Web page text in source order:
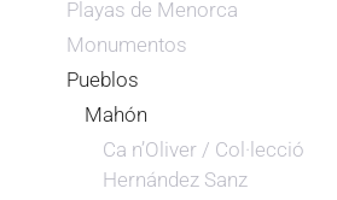
Playas de Menorca
Monumentos
Pueblos
Mahón
Ca n’Oliver / Col·lecció
Hernández Sanz